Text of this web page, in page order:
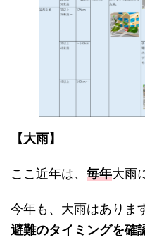
【大雨】
ここ近年は、 毎年大雨
今年も、大雨はありま
避難のタイミングを確